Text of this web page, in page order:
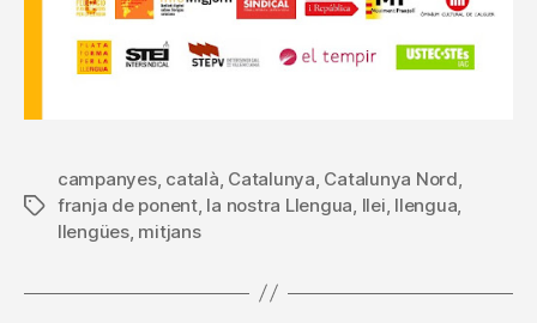
Etiquetes
campanyes, català Catalunya Catalunya Nord
franja de ponent, la nostra Llengua llei llengua
llengües, mitjans